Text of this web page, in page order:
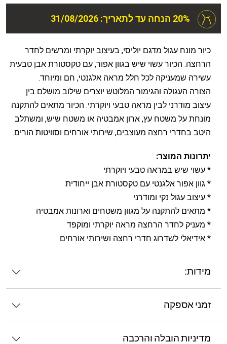
20% הנחה עד לתאריך: 31/08/2026
כיור מונח עגול מדגם יוליסי, בעיצוב יוקרתי ומרשים לחדר
הרחצה. הכיור עשוי שיש בגוון אפור, עם טקסטורת אבן טבעית
עשירה שמעניקה לכל חלל מראה אלגנטי, חם ומיוחד.
הצורה העגולה והגימור המלוטש יוצרים שילוב מושלם בין
עיצוב מודרני לבין מראה טבעי ויוקרתי. הכיור מתאים להתקנה
מונחת על משטח עץ, ארון אמבטיה או משטח שיש, ומשתלב
היטב בחדרי רחצה מעוצבים, שירותי אורחים וסוויטות הורים.
יתרונות המוצר:
* עשוי שיש במראה טבעי ויוקרתי
* גוון אפור אלגנטי עם טקסטורת אבן ייחודית
* עיצוב עגול נקי ומודרני
* מתאים להתקנה על מגוון משטחים וארונות אמבטיה
* מעניק לחדר הרחצה מראה יוקרתי ומוקפד
* אידיאלי לשדרוג חדרי רחצה ושירותי אורחים
מידות:
זמני אספקה
מדיניות הובלה והרכבה